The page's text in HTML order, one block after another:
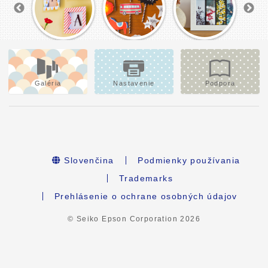
Galéria Nastavenie Podpora
Slovenčina
Podmienky používania
Trademarks
Prehlásenie o ochrane osobných údajov
© Seiko Epson Corporation2026